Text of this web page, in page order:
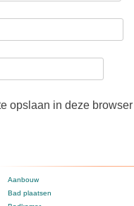
opslaan in deze
Aanbouw
Bad plaatsen